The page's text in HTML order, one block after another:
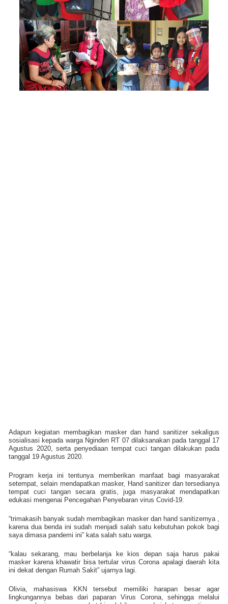
Adapun kegiatan membagikan masker dan hand sanitizer sekaligus
sosialisasi kepada warga Nginden RT 07 dilaksanakan pada tanggal 17
Agustus 2020, serta penyediaan tempat cuci tangan dilakukan pada
tanggal 19 Agustus 2020.
Program kerja ini tentunya memberikan manfaat bagi masyarakat
setempat, selain mendapatkan masker, Hand sanitizer dan tersedianya
tempat cuci tangan secara gratis, juga masyarakat mendapatkan
edukasi mengenai Pencegahan Penyebaran virus Covid-19.
“trimakasih banyak sudah membagikan masker dan hand sanitizernya ,
karena dua benda ini sudah menjadi salah satu kebutuhan pokok bagi
saya dimasa pandemi ini” kata salah satu warga.
“kalau sekarang, mau berbelanja ke kios depan saja harus pakai
masker karena khawatir bisa tertular virus Corona apalagi daerah kita
ini dekat dengan Rumah Sakit” ujarnya lagi.
Olivia, mahasiswa KKN tersebut memiliki harapan besar agar
lingkungannya bebas dari paparan Virus Corona, sehingga melalui